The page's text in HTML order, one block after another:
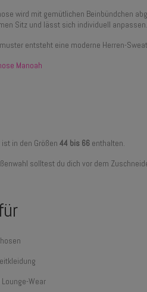
wird mit gemütlichen Beinbündchen
Sitz und lässt sich individuell anpassen.
entsteht eine moderne Herren-
Manoah
in den Größen 44 bis 66 enthalten.
solltest du dich vor dem
Wear